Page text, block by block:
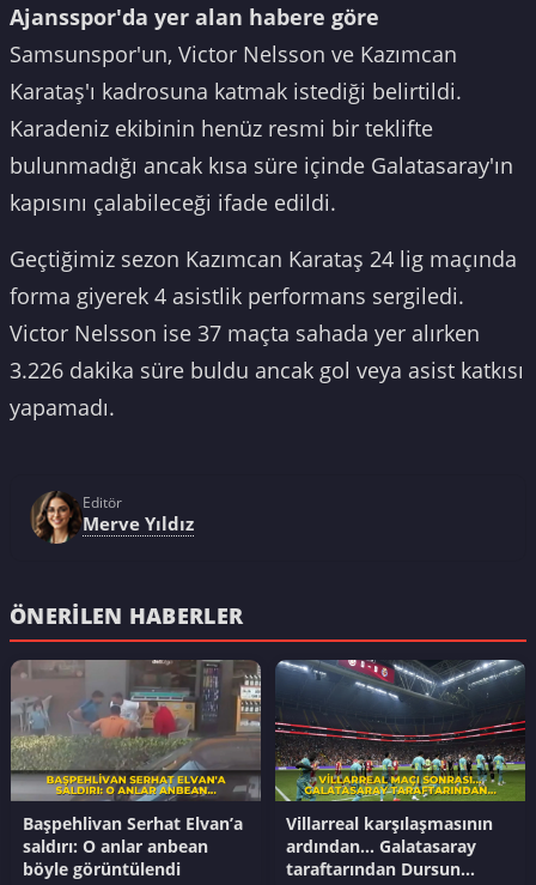
Ajansspor'da yer alan habere göre
Samsunspor'un, Victor Nelsson ve Kazımcan
Karataş'ı kadrosuna katmak istediği belirtildi.
Karadeniz ekibinin henüz resmi bir teklifte
bulunmadığı ancak kısa süre içinde Galatasaray'ın
kapısını çalabileceği ifade edildi.
Geçtiğimiz sezon Kazımcan Karataş 24 lig maçında
forma giyerek 4 asistlik performans sergiledi.
Victor Nelsson ise 37 maçta sahada yer alırken
3.226 dakika süre buldu ancak gol veya asist katkısı
yapamadı.
Editör
Merve Yıldız
ÖNERILEN HABERLER
Başpehlivan Serhat Elvan’a
saldırı: O anlar anbean
böyle görüntülendi
Villarreal karşılaşmasının
ardından... Galatasaray
taraftarından Dursun